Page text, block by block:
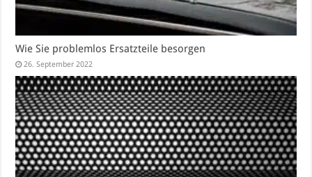
Wie Sie problemlos Ersatzteile besorgen
26. September 2022